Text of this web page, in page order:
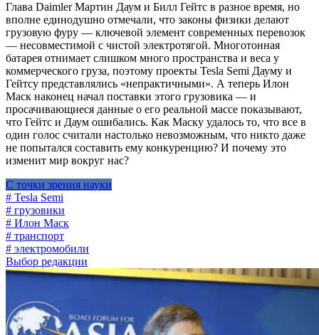
Глава Daimler Мартин Даум и Билл Гейтс в разное время, но
вполне единодушно отмечали, что законы физики делают
грузовую фуру — ключевой элемент современных перевозок
— несовместимой с чистой электротягой. Многотонная
батарея отнимает слишком много пространства и веса у
коммерческого груза, поэтому проекты Tesla Semi Дауму и
Гейтсу представлялись «непрактичными». А теперь Илон
Маск наконец начал поставки этого грузовика — и
просачивающиеся данные о его реальной массе показывают,
что Гейтс и Даум ошибались. Как Маску удалось то, что все в
один голос считали настолько невозможным, что никто даже
не попытался составить ему конкуренцию? И почему это
изменит мир вокруг нас?
С точки зрения науки
# Tesla Semi
# грузовики
# Илон Маск
# транспорт
# электромобили
Выбор редакции